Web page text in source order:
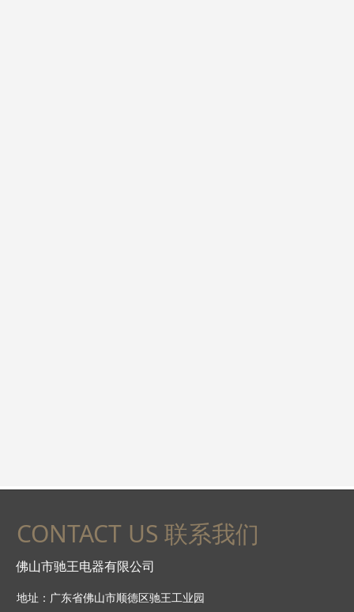
CONTACT US 联系我们
地址：广东省佛山市顺德区驰王工业园
佛山市驰王电器有限公司